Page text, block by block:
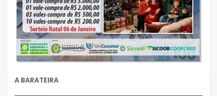
A BARATEIRA